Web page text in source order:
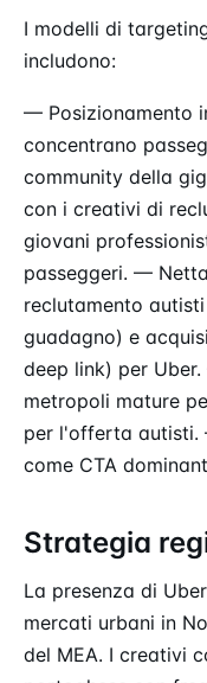
I modelli di
includono:
— Posizionamento
concentrano
community della
con i creativi di
giovani
passeggeri. —
reclutamento
guadagno) e
deep link) per
metropoli mature
per l'offerta autisti.
come CTA
Strategia
La presenza di
mercati urbani in
del MEA. I creativi